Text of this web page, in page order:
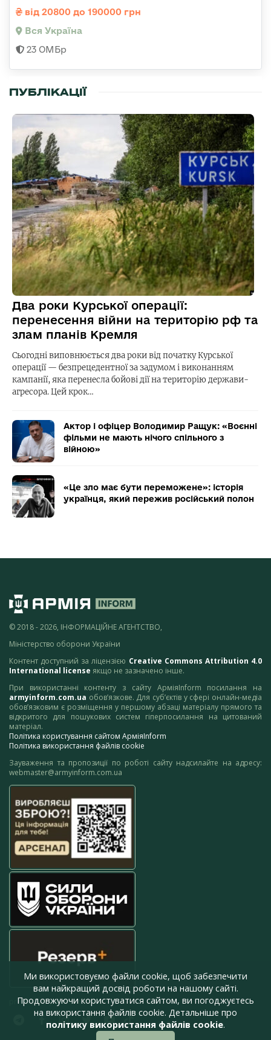
від 20800 до 190000 грн
Вся Україна
23 ОМБр
ПУБЛІКАЦІЇ
Два роки Курської операції:
перенесення війни на територію рф та
злам планів Кремля
Сьогодні виповнюється два роки від початку Курської
операції — безпрецедентної за задумом і виконанням
кампанії, яка перенесла бойові дії на територію держави-
агресора. Цей крок…
Актор і офіцер Володимир Ращук: «Воєнні
фільми не мають нічого спільного з
війною»
«Це зло має бути переможене»: історія
українця, який пережив російський полон
© 2018 - 2026, ІНФОРМАЦІЙНЕ АГЕНТСТВО,
Міністерство оборони України
Контент доступний за ліцензією Creative Commons Attribution 4.0
International license якщо не зазначено інше.
При використанні контенту з сайту АрміяInform посилання на
armyinform.com.ua обов’язкове. Для суб’єктів у сфері онлайн-медіа
обов’язковим є розміщення у першому абзаці матеріалу прямого та
відкритого для пошукових систем гіперпосилання на цитований
матеріал.
Політика користування сайтом АрміяInform
Політика використання файлів cookie
Зауваження та пропозиції по роботі сайту надсилайте на адресу:
webmaster@armyinform.com.ua
press@armyinform.com.ua
Ми використовуємо файли cookie, щоб забезпечити
вам найкращий досвід роботи на нашому сайті.
Продовжуючи користуватися сайтом, ви погоджуєтесь
на використання файлів cookie. Детальніше про
політику використання файлів cookie.